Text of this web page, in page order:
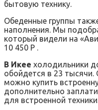
бытовую технику.
Обеденные группы
наполнения. Мы
который видели на
10 450 Р .
В Икее холодильники
обойдется в 23
можно купить
дополнительно
для встроенной